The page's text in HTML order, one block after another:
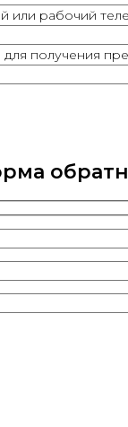
или рабочий
получения